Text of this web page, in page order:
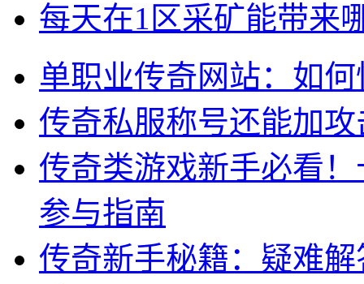
每天在1区采矿能带来
单职业传奇网站：如
传奇私服称号还能加
传奇类游戏新手必看
参与指南
传奇新手秘籍：疑难